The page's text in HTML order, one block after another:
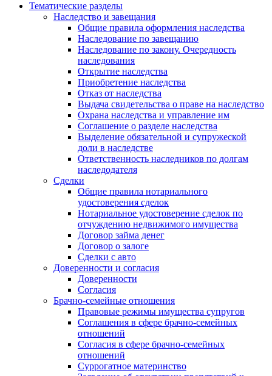
Тематические разделы
Наследство и завещания
Общие правила оформления наследства
Наследование по завещанию
Наследование по закону. Очередность
наследования
Открытие наследства
Приобретение наследства
Отказ от наследства
Выдача свидетельства о праве на наследство
Охрана наследства и управление им
Соглашение о разделе наследства
Выделение обязательной и супружеской
доли в наследстве
Ответственность наследников по долгам
наследодателя
Сделки
Общие правила нотариального
удостоверения сделок
Нотариальное удостоверение сделок по
отчуждению недвижимого имущества
Договор займа денег
Договор о залоге
Сделки с авто
Доверенности и согласия
Доверенности
Согласия
Брачно-семейные отношения
Правовые режимы имущества супругов
Соглашения в сфере брачно-семейных
отношений
Согласия в сфере брачно-семейных
отношений
Суррогатное материнство